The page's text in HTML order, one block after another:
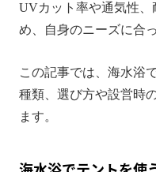
UVカット率や通気性、
め、自身のニーズに合
この記事では、海水浴
種類、選び方や設営時
ます。